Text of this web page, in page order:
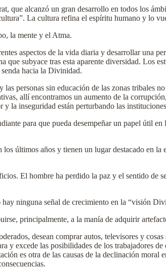
que alcanzó un gran desarrollo en todos los
La cultura refina el espíritu humano y lo
la mente y el Atma.
aspectos de la vida diaria y desarrollar una
subyace tras esta aparente diversidad. Los
hacia la Divinidad.
personas sin educación de las zonas tribales
allí encontramos un aumento de la
y la inseguridad están perturbando las
para que pueda desempeñar un papel útil
últimos años y tienen un lugar destacado en
El hombre ha perdido la paz y el sentido
ninguna señal de crecimiento en la “visión
principalmente, a la manía de adquirir
desean comprar autos, televisores y
y excede las posibilidades de los trabajadores
es otra de las causas de la declinación